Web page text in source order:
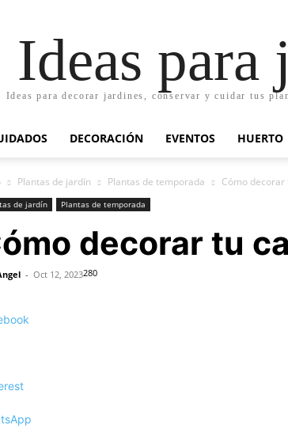
Ideas para
Ideas para decorar jardines, conservar y cuidar tus
DECORACIÓN EVENTOS HUERTO
Plantas de jardín Plantas de temporada Cómo
de jardín Plantas de temporada
decorar tu
- Oct 12, 2023280